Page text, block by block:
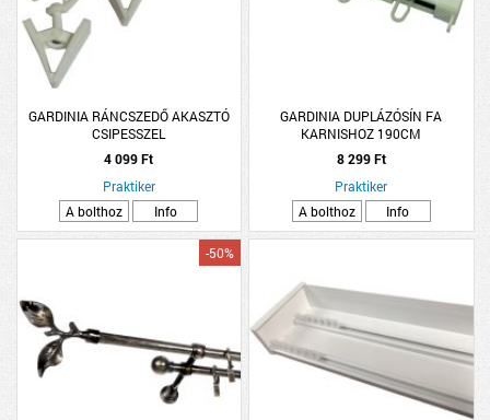
GARDINIA RÁNCSZEDŐ AKASZTÓ
CSIPESSZEL
4 099 Ft
Praktiker
A bolthoz
Info
GARDINIA DUPLÁZÓSÍN FA
KARNISHOZ 190CM
8 299 Ft
Praktiker
A bolthoz
Info
-50%